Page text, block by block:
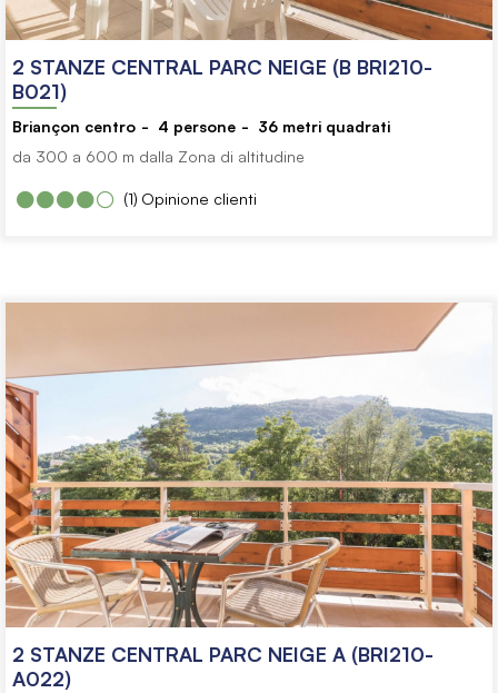
2 STANZE CENTRAL PARC NEIGE (B BRI210-
B021)
Briançon centro 4 persone 36 metri quadrati
da 300 a 600 m dalla Zona di altitudine
Opinione clienti
(1)
2 STANZE CENTRAL PARC NEIGE A (BRI210-
A022)